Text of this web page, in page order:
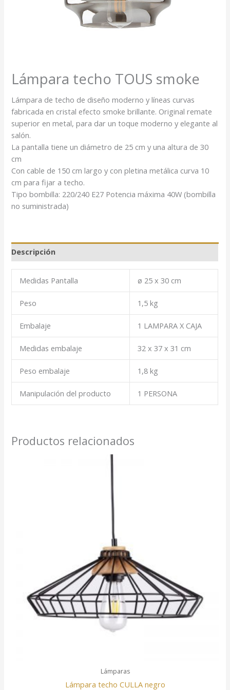
Lámpara techo TOUS smoke
Lámpara de techo de diseño moderno y líneas curvas
fabricada en cristal efecto smoke brillante. Original remate
superior en metal, para dar un toque moderno y elegante al
salón.
La pantalla tiene un diámetro de 25 cm y una altura de 30
cm
Con cable de 150 cm largo y con pletina metálica curva 10
cm para fijar a techo.
Tipo bombilla: 220/240 E27 Potencia máxima 40W (bombilla
no suministrada)
Descripción
Medidas Pantalla ø 25 x 30 cm
Peso 1,5 kg
Embalaje 1 LAMPARA X CAJA
Medidas embalaje 32 x 37 x 31 cm
Peso embalaje 1,8 kg
Manipulación del producto 1 PERSONA
Productos relacionados
Lámparas
Lámpara techo CULLA negro